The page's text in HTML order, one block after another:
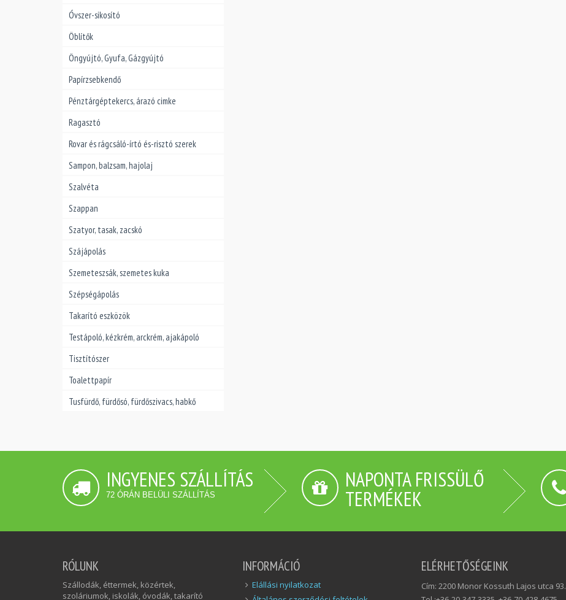
Óvszer-sikosító
Öblítők
Öngyújtó, Gyufa, Gázgyújtó
Papírzsebkendő
Pénztárgéptekercs, árazó cimke
Ragasztó
Rovar és rágcsáló-írtó és-risztó szerek
Sampon, balzsam, hajolaj
Szalvéta
Szappan
Szatyor, tasak, zacskó
Szájápolás
Szemeteszsák, szemetes kuka
Szépségápolás
Takarító eszközök
Testápoló, kézkrém, arckrém, ajakápoló
Tisztítószer
Toalettpapír
Tusfürdő, fürdősó, fürdőszivacs, habkő
INGYENES SZÁLLÍTÁS
72 ÓRÁN BELÜLI SZÁLLÍTÁS
NAPONTA FRISSÜLŐ
TERMÉKEK
RÓLUNK
Szállodák, éttermek, közértek,
szoláriumok, iskolák, óvodák, takarító
INFORMÁCIÓ
Elállási nyilatkozat
ELÉRHETŐSÉGEINK
Cím: 2200 Monor Kossuth Lajos utca 93.